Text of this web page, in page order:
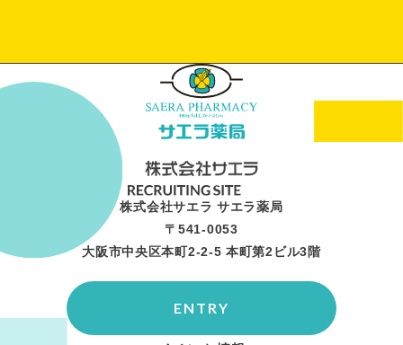
株式会社サエラ サエラ薬局
〒541-0053
大阪市中央区本町2-2-5 本町第2ビル3階
ENTRY